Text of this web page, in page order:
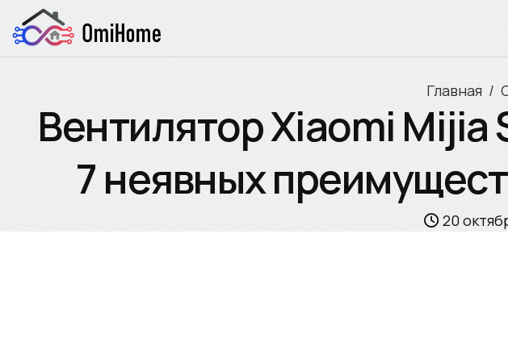
Главная
Вентилятор Xiaomi Mijia
7 неявных
20